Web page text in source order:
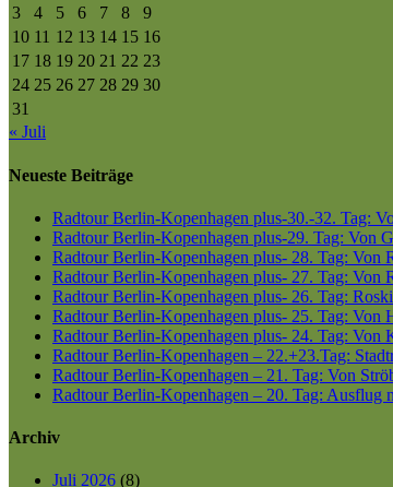
3
4 5 6 7 8
9
10 11 12 13 14 15 16
17 18 19 20 21 22 23
24 25 26 27 28 29 30
31
« Juli
Neueste Beiträge
Radtour Berlin-Kopenhagen plus-30.-32. Tag:
Radtour Berlin-Kopenhagen plus-29. Tag: Von
Radtour Berlin-Kopenhagen plus- 28. Tag: Von
Radtour Berlin-Kopenhagen plus- 27. Tag: Von
Radtour Berlin-Kopenhagen plus- 26. Tag:
Radtour Berlin-Kopenhagen plus- 25. Tag: Von
Radtour Berlin-Kopenhagen plus- 24. Tag: Von
Radtour Berlin-Kopenhagen – 22.+23.Tag:
Radtour Berlin-Kopenhagen – 21. Tag: Von
Radtour Berlin-Kopenhagen – 20. Tag: Ausflug
Archiv
Juli 2026 (8)